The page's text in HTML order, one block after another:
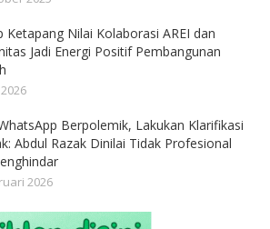
Ketapang Nilai Kolaborasi AREI dan
Jadi Energi Positif Pembangunan
Berpolemik, Lakukan Klarifikasi
Abdul Razak Dinilai Tidak Profesional
2026